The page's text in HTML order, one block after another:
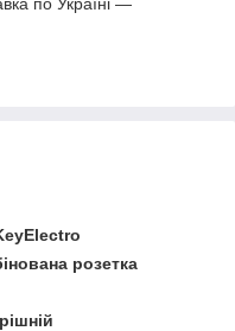
розетка